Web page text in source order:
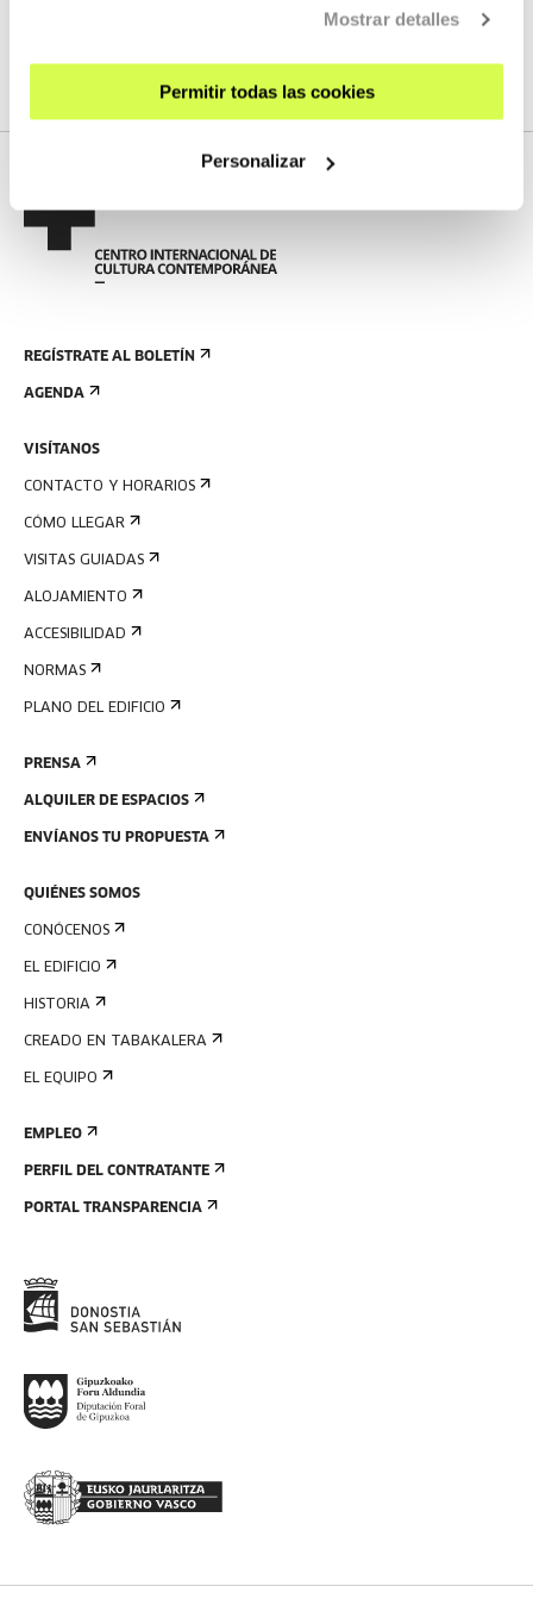
Mostrar detalles
Permitir todas las cookies
Personalizar
No tenemos programados nuevos streamings
VER TODA LA PROGRAMACIÓN
REGÍSTRATE AL BOLETÍN
AGENDA
VISÍTANOS
CONTACTO Y HORARIOS
CÓMO LLEGAR
VISITAS GUIADAS
ALOJAMIENTO
ACCESIBILIDAD
NORMAS
PLANO DEL EDIFICIO
PRENSA
ALQUILER DE ESPACIOS
ENVÍANOS TU PROPUESTA
QUIÉNES SOMOS
CONÓCENOS
EL EDIFICIO
HISTORIA
CREADO EN TABAKALERA
EL EQUIPO
EMPLEO
PERFIL DEL CONTRATANTE
PORTAL TRANSPARENCIA